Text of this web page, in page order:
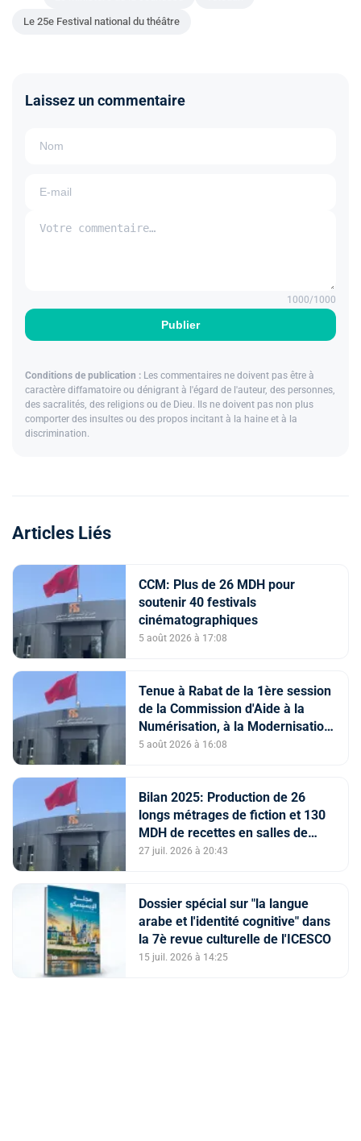
Le 25e Festival national du théâtre
Laissez un commentaire
Publier
1000/1000
Conditions de publication : Les commentaires ne doivent pas être à
caractère diffamatoire ou dénigrant à l'égard de l'auteur, des personnes,
des sacralités, des religions ou de Dieu. Ils ne doivent pas non plus
comporter des insultes ou des propos incitant à la haine et à la
discrimination.
Articles Liés
CCM: Plus de 26 MDH pour
soutenir 40 festivals
cinématographiques
5 août 2026 à 17:08
Tenue à Rabat de la 1ère session
de la Commission d'Aide à la
Numérisation, à la Modernisation
et à la Création des Salles de
5 août 2026 à 16:08
Bilan 2025: Production de 26
longs métrages de fiction et 130
MDH de recettes en salles de
cinéma (CCM)
27 juil. 2026 à 20:43
Dossier spécial sur "la langue
arabe et l'identité cognitive" dans
la 7è revue culturelle de l'ICESCO
15 juil. 2026 à 14:25